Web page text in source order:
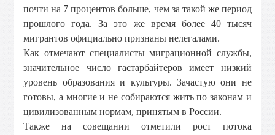
почти на 7 процентов больше, чем за такой же период
прошлого года. За это же время более 40 тысяч
мигрантов официально признаны нелегалами.
Как отмечают специалисты миграционной службы,
значительное число гастарбайтеров имеет низкий
уровень образования и культуры. Зачастую они не
готовы, а многие и не собираются жить по законам и
цивилизованным нормам, принятым в России.
Также на совещании отметили рост потока